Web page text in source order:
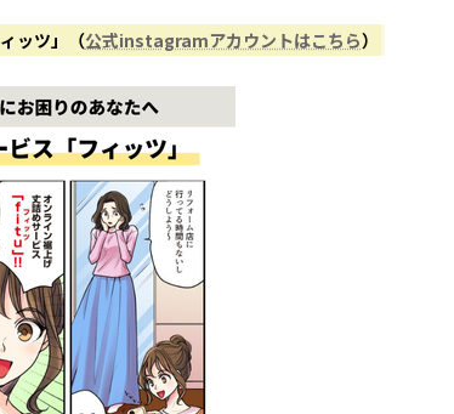
ッツ」（公式instagramアカウントはこちら）